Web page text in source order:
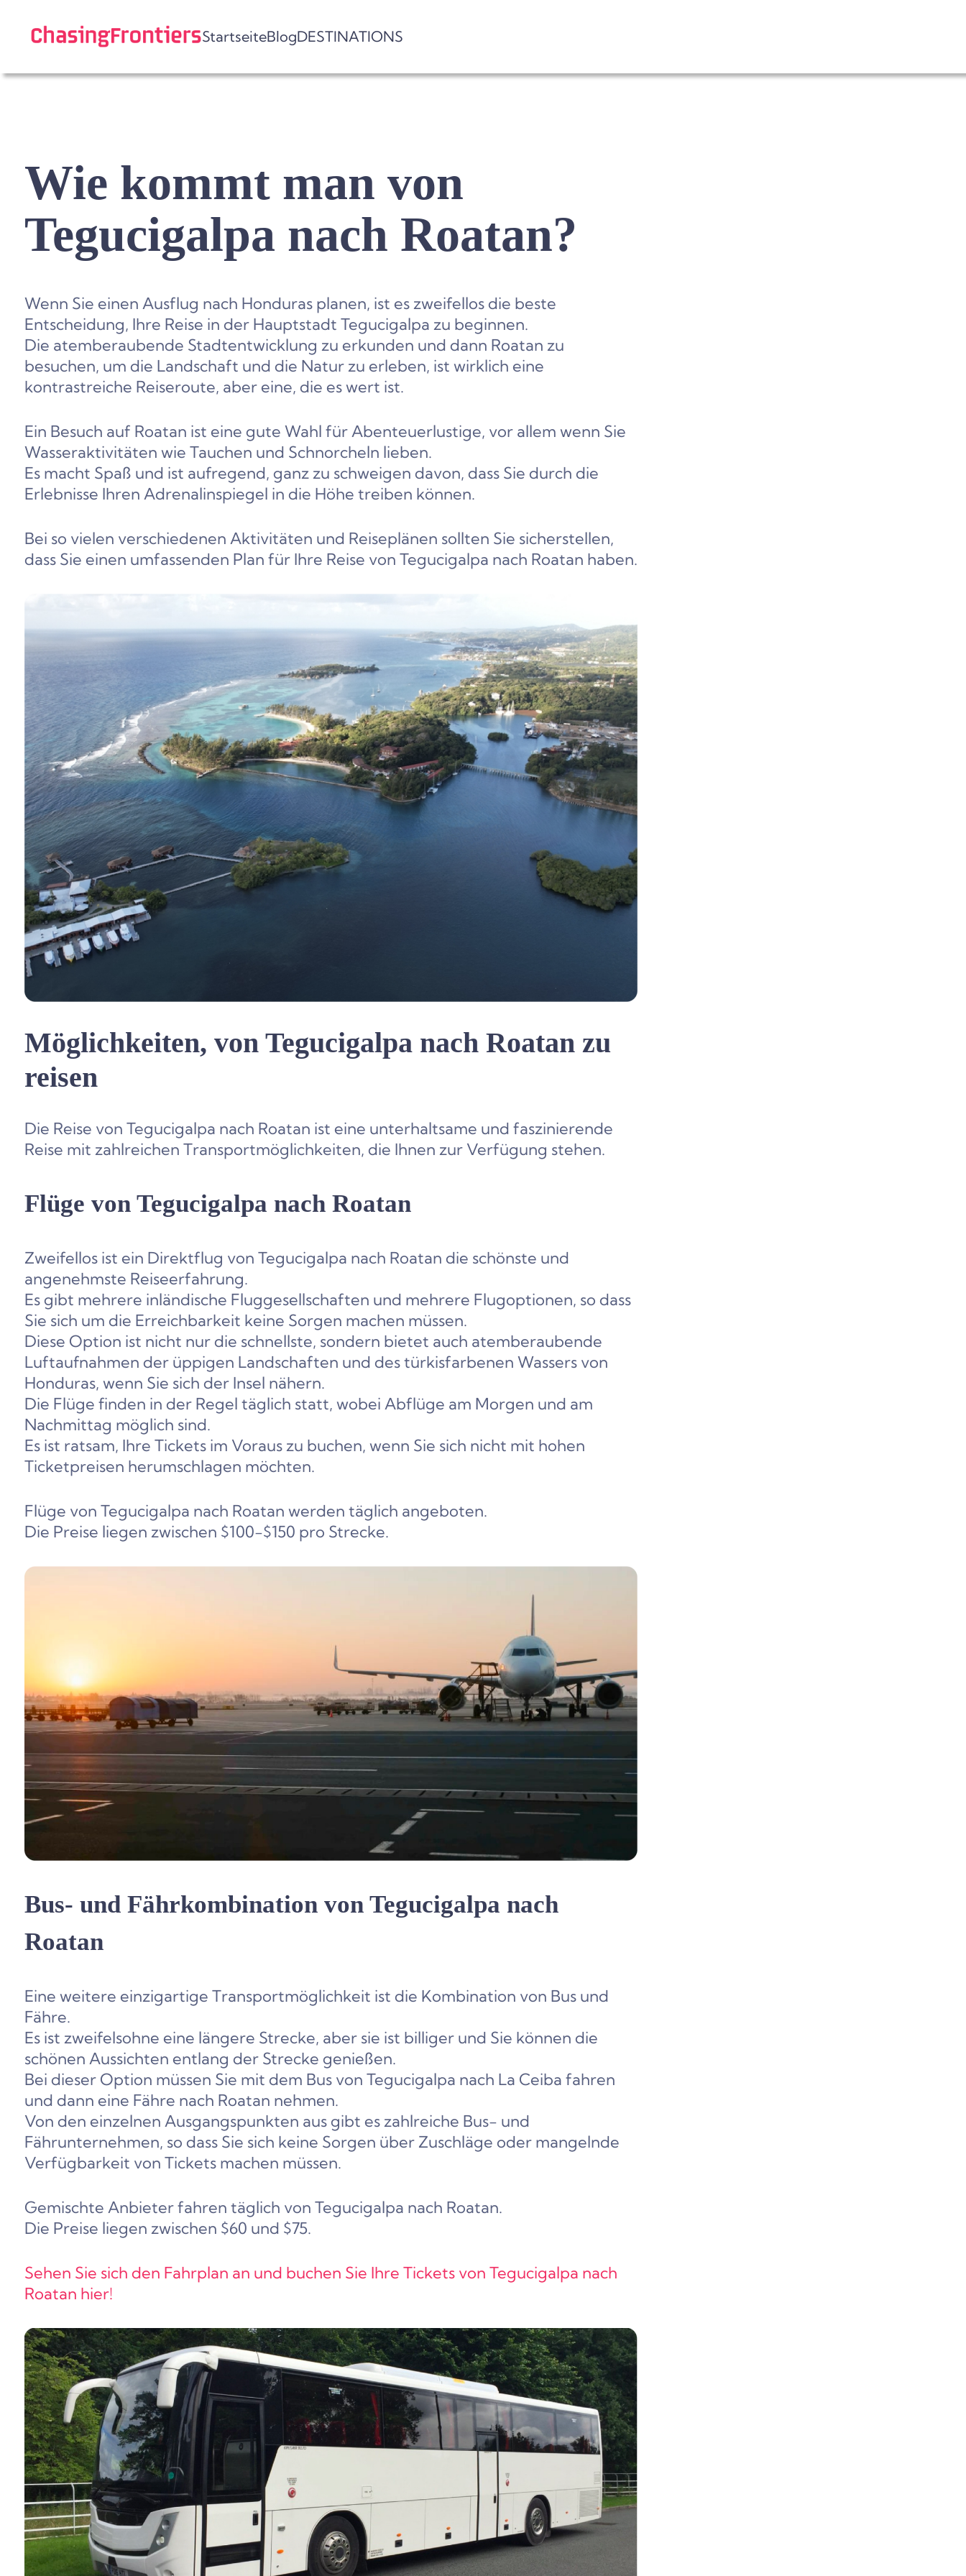
content
StartseiteBlogDESTINATIONS
Wie kommt man von
Tegucigalpa nach Roatan?
Wenn Sie einen Ausflug nach Honduras planen, ist es zweifellos die beste
Entscheidung, Ihre Reise in der Hauptstadt Tegucigalpa zu beginnen.
Die atemberaubende Stadtentwicklung zu erkunden und dann Roatan zu
besuchen, um die Landschaft und die Natur zu erleben, ist wirklich eine
kontrastreiche Reiseroute, aber eine, die es wert ist.
Ein Besuch auf Roatan ist eine gute Wahl für Abenteuerlustige, vor allem wenn Sie
Wasseraktivitäten wie Tauchen und Schnorcheln lieben.
Es macht Spaß und ist aufregend, ganz zu schweigen davon, dass Sie durch die
Erlebnisse Ihren Adrenalinspiegel in die Höhe treiben können.
Bei so vielen verschiedenen Aktivitäten und Reiseplänen sollten Sie sicherstellen,
dass Sie einen umfassenden Plan für Ihre Reise von Tegucigalpa nach Roatan haben.
Möglichkeiten, von Tegucigalpa nach Roatan zu
reisen
Die Reise von Tegucigalpa nach Roatan ist eine unterhaltsame und faszinierende
Reise mit zahlreichen Transportmöglichkeiten, die Ihnen zur Verfügung stehen.
Flüge von Tegucigalpa nach Roatan
Zweifellos ist ein Direktflug von Tegucigalpa nach Roatan die schönste und
angenehmste Reiseerfahrung.
Es gibt mehrere inländische Fluggesellschaften und mehrere Flugoptionen, so dass
Sie sich um die Erreichbarkeit keine Sorgen machen müssen.
Diese Option ist nicht nur die schnellste, sondern bietet auch atemberaubende
Luftaufnahmen der üppigen Landschaften und des türkisfarbenen Wassers von
Honduras, wenn Sie sich der Insel nähern.
Die Flüge finden in der Regel täglich statt, wobei Abflüge am Morgen und am
Nachmittag möglich sind.
Es ist ratsam, Ihre Tickets im Voraus zu buchen, wenn Sie sich nicht mit hohen
Ticketpreisen herumschlagen möchten.
Flüge von Tegucigalpa nach Roatan werden täglich angeboten.
Die Preise liegen zwischen $100-$150 pro Strecke.
Bus- und Fährkombination von Tegucigalpa nach
Roatan
Eine weitere einzigartige Transportmöglichkeit ist die Kombination von Bus und
Fähre.
Es ist zweifelsohne eine längere Strecke, aber sie ist billiger und Sie können die
schönen Aussichten entlang der Strecke genießen.
Bei dieser Option müssen Sie mit dem Bus von Tegucigalpa nach La Ceiba fahren
und dann eine Fähre nach Roatan nehmen.
Von den einzelnen Ausgangspunkten aus gibt es zahlreiche Bus- und
Fährunternehmen, so dass Sie sich keine Sorgen über Zuschläge oder mangelnde
Verfügbarkeit von Tickets machen müssen.
Gemischte Anbieter fahren täglich von Tegucigalpa nach Roatan.
Die Preise liegen zwischen $60 und $75.
Sehen Sie sich den Fahrplan an und buchen Sie Ihre Tickets von Tegucigalpa nach
Roatan hier!